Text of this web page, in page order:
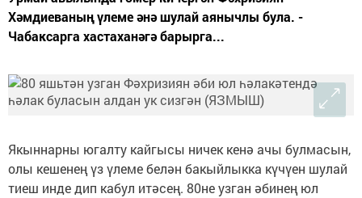
Хәмдиеваның үлеме әнә шулай аянычлы була. -
Чабаксарга хастаханәгә барырга...
Якыннарны югалту кайгысы ничек кенә ачы булмасын,
олы кешенең үз үлеме белән бакыйлыкка күчүен шулай
тиеш инде дип кабул итәсең. 80не узган әбинең юл